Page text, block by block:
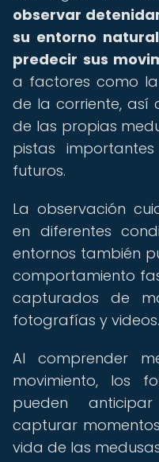
observar
su entorno
predecir sus
a factores como
de la corriente, así
de las propias
pistas
futuros.
La observación
en diferentes
entornos también
comportamiento
capturados de
fotografías y videos.
Al comprender
movimiento, los
pueden
capturar
vida de las